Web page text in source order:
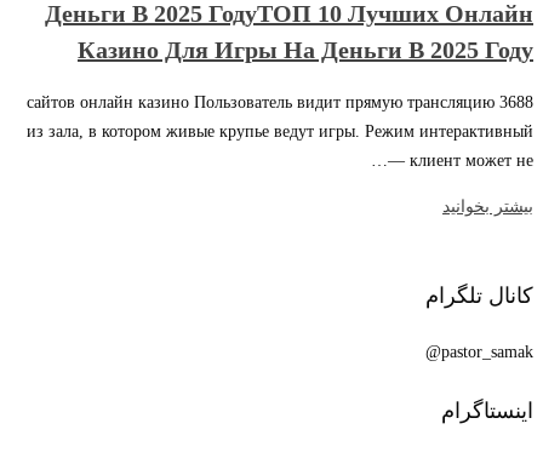
Деньги В 2025 ГодуТОП 10 Лучших Онлайн
Казино Для Игры На Деньги В 2025 Году
3688 сайтов онлайн казино Пользователь видит прямую трансляцию
из зала, в котором живые крупье ведут игры. Режим интерактивный
— клиент может не…
بیشتر بخوانید
کانال تلگرام
pastor_samak@
اینستاگرام